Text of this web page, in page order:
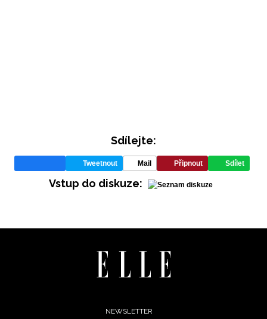
REDAKCE
Sdílejte:
Tweetnout Mail Připnout Sdílet
Vstup do diskuze:
NEWSLETTER